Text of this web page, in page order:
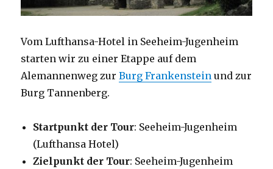
Vom Lufthansa-Hotel in Seeheim-Jugenheim
starten wir zu einer Etappe auf dem
Alemannenweg zurBurg Frankenstein und zur
Burg Tannenberg.
Startpunkt der Tour: Seeheim-Jugenheim
(Lufthansa Hotel)
Zielpunkt der Tour: Seeheim-Jugenheim